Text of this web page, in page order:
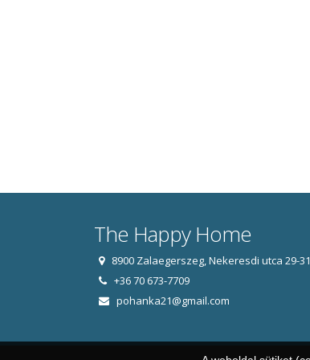
The Happy Home
8900 Zalaegerszeg, Nekeresdi utca 29-
+36 70 673-7709
pohanka21@gmail.com